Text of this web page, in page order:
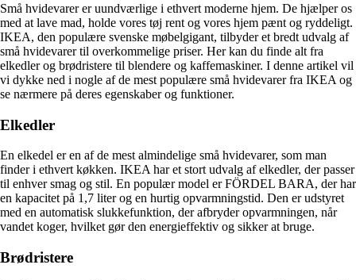
Små hvidevarer er uundværlige i ethvert moderne hjem. De hjælper os
med at lave mad, holde vores tøj rent og vores hjem pænt og ryddeligt.
IKEA, den populære svenske møbelgigant, tilbyder et bredt udvalg af
små hvidevarer til overkommelige priser. Her kan du finde alt fra
elkedler og brødristere til blendere og kaffemaskiner. I denne artikel vil
vi dykke ned i nogle af de mest populære små hvidevarer fra IKEA og
se nærmere på deres egenskaber og funktioner.
Elkedler
En elkedel er en af de mest almindelige små hvidevarer, som man
finder i ethvert køkken. IKEA har et stort udvalg af elkedler, der passer
til enhver smag og stil. En populær model er FÖRDEL BARA, der har
en kapacitet på 1,7 liter og en hurtig opvarmningstid. Den er udstyret
med en automatisk slukkefunktion, der afbryder opvarmningen, når
vandet koger, hvilket gør den energieffektiv og sikker at bruge.
Brødristere